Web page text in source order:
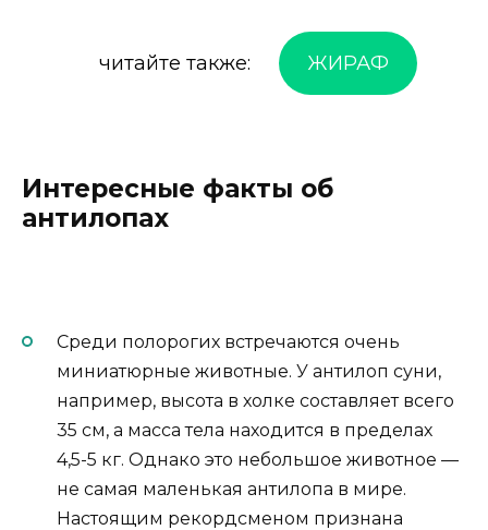
читайте также: ЖИРАФ
Интересные факты об
антилопах
Среди полорогих встречаются очень
миниатюрные животные. У антилоп суни,
например, высота в холке составляет всего
35 см, а масса тела находится в пределах
4,5-5 кг. Однако это небольшое животное —
не самая маленькая антилопа в мире.
Настоящим рекордсменом признана